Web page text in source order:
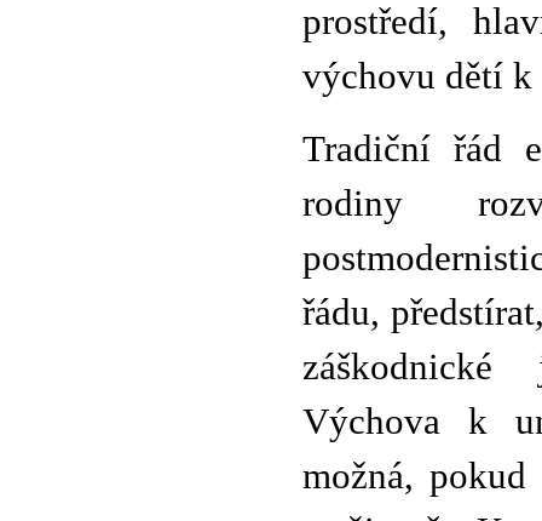
prostředí,
výchovu dětí k
Tradiční řád
rodiny
řádu,
Výchova k
možná,